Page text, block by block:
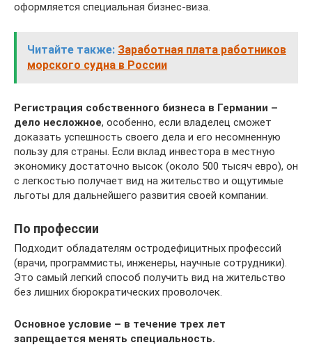
оформляется специальная бизнес-виза.
Читайте также: Заработная плата работников
морского судна в России
Регистрация собственного бизнеса в Германии –
дело несложное, особенно, если владелец сможет
доказать успешность своего дела и его несомненную
пользу для страны. Если вклад инвестора в местную
экономику достаточно высок (около 500 тысяч евро), он
с легкостью получает вид на жительство и ощутимые
льготы для дальнейшего развития своей компании.
По профессии
Подходит обладателям остродефицитных профессий
(врачи, программисты, инженеры, научные сотрудники).
Это самый легкий способ получить вид на жительство
без лишних бюрократических проволочек.
Основное условие – в течение трех лет
запрещается менять специальность.